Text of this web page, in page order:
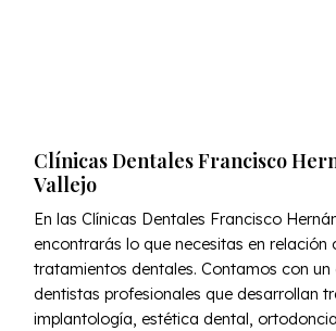
Clínicas Dentales Francisco
Vallejo
En las Clínicas Dentales Francisco
encontrarás lo que necesitas en relación
tratamientos dentales. Contamos con un
dentistas profesionales que desarrollan
implantología, estética dental,